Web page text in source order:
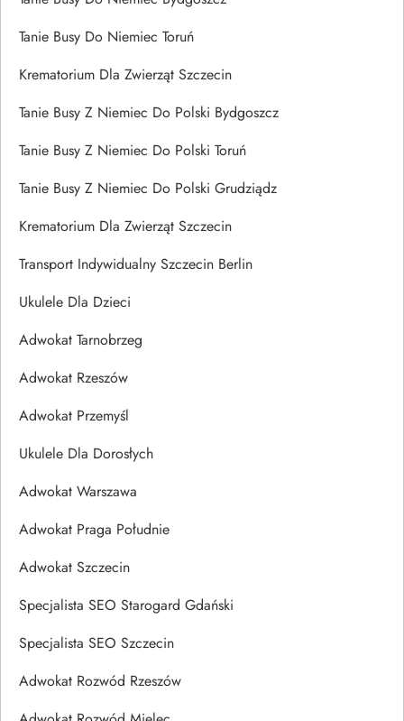
Tanie Busy Do Niemiec Toruń
Krematorium Dla Zwierząt Szczecin
Tanie Busy Z Niemiec Do Polski Bydgoszcz
Tanie Busy Z Niemiec Do Polski Toruń
Tanie Busy Z Niemiec Do Polski Grudziądz
Krematorium Dla Zwierząt Szczecin
Transport Indywidualny Szczecin Berlin
Ukulele Dla Dzieci
Adwokat Tarnobrzeg
Adwokat Rzeszów
Adwokat Przemyśl
Ukulele Dla Dorosłych
Adwokat Warszawa
Adwokat Praga Południe
Adwokat Szczecin
Specjalista SEO Starogard Gdański
Specjalista SEO Szczecin
Adwokat Rozwód Rzeszów